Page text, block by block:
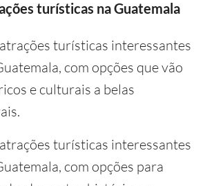
turísticas na Guatemala
turísticas interessantes
com opções que vão
e culturais a belas
turísticas interessantes
com opções para